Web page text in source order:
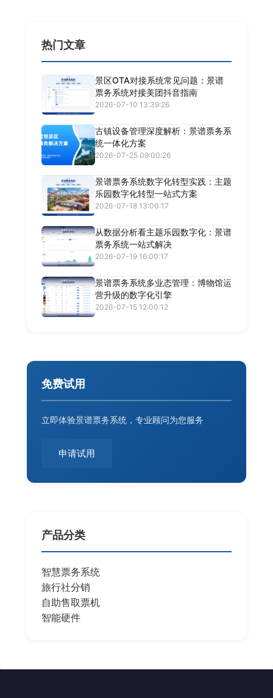
热门文章
景区OTA对接系统常见问题：景谱
票务系统对接美团抖音指南
2026-07-10 13:39:26
古镇设备管理深度解析：景谱票务系
统一体化方案
2026-07-25 09:00:26
景谱票务系统数字化转型实践：主题
乐园数字化转型一站式方案
2026-07-18 13:00:17
从数据分析看主题乐园数字化：景谱
票务系统一站式解决
2026-07-19 16:00:17
景谱票务系统多业态管理：博物馆运
营升级的数字化引擎
2026-07-15 12:00:12
免费试用
立即体验景谱票务系统，专业顾问为您服务
申请试用
产品分类
智慧票务系统
旅行社分销
自助售取票机
智能硬件